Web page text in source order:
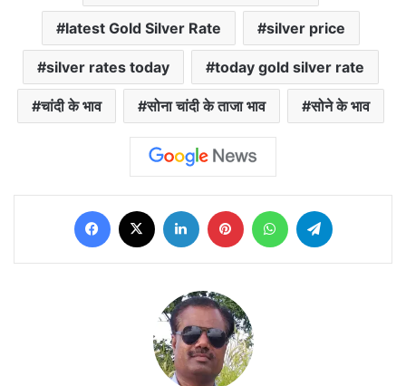
latest Gold Silver Rate silver price
silver rates today today gold silver rate
चांदी के भाव सोना चांदी के ताजा भाव सोने के भाव
Facebook LinkedIn PinterestWhatsApp